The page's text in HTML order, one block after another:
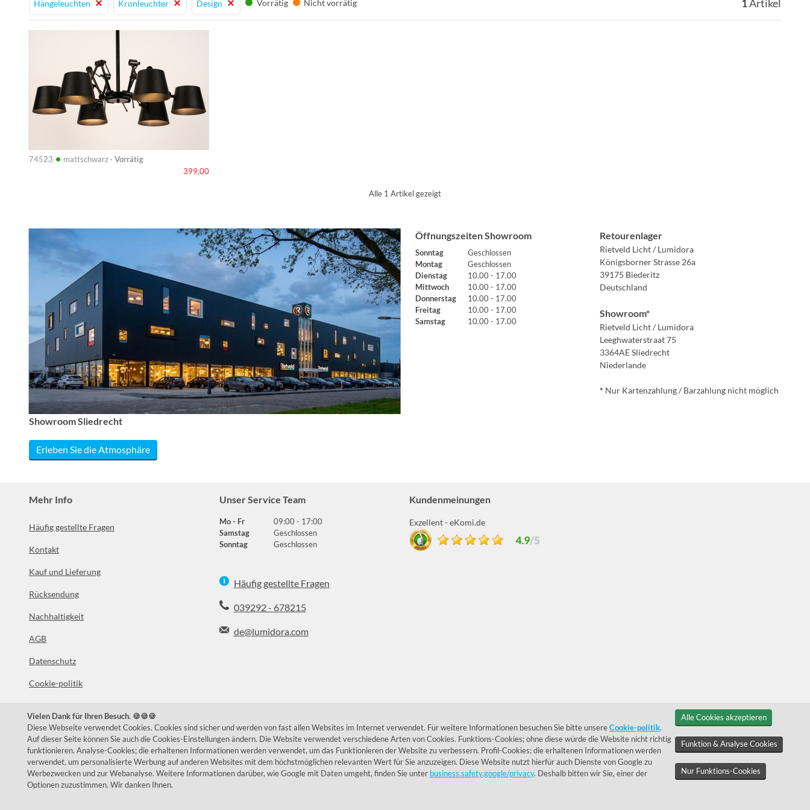
Hängeleuchten Kronleuchter Design Vorrätig Nicht vorrätig 1Artikel
74523 • mattschwarz · Vorrätig
399,00
Info
Alle 1 Artikel gezeigt
Showroom Sliedrecht
Erleben Sie die Atmosphäre
Öffnungszeiten Showroom
Sonntag
Geschlossen
Montag
Geschlossen
Dienstag
10.00 - 17.00
Mittwoch
10.00 - 17.00
Donnerstag
10.00 - 17.00
Freitag
10.00 - 17.00
Samstag
10.00 - 17.00
Retourenlager
Rietveld Licht / Lumidora
Königsborner Strasse 26a
39175 Biederitz
Deutschland
Showroom*
Rietveld Licht / Lumidora
Leeghwaterstraat 75
3364AE Sliedrecht
Niederlande
* Nur Kartenzahlung / Barzahlung nicht möglich
Mehr Info
Häufig gestellte Fragen
Kontakt
Kauf und Lieferung
Rücksendung
Nachhaltigkeit
AGB
Datenschutz
Cookie-politik
Über uns
Unser Service Team
Mo - Fr
09:00 - 17:00
Samstag
Geschlossen
Sonntag
Geschlossen
Häufig gestellte Fragen
039292 - 678215
de@lumidora.com
Kundenmeinungen
Exzellent - eKomi.de
Vielen Dank für Ihren Besuch. 🍪🍪🍪
Diese Webseite verwendet Cookies. Cookies sind sicher und werden von fast allen Websites im Internet verwendet. Für weitere Informationen besuchen Sie bitte unsereCookie-politik.
Auf dieser Seite können Sie auch die Cookies-Einstellungen ändern. Die Website verwendet verschiedene Arten von Cookies. Funktions-Cookies; ohne diese würde die Website nicht richtig
funktionieren. Analyse-Cookies; die erhaltenen Informationen werden verwendet, um das Funktionieren der Website zu verbessern. Profil-Cookies; die erhaltenen Informationen werden
verwendet, um personalisierte Werbung auf anderen Websites mit dem höchstmöglichen relevanten Wert für Sie anzuzeigen. Diese Website nutzt hierfür auch Dienste von Google zu
Werbezwecken und zur Webanalyse. Weitere Informationen darüber, wie Google mit Daten umgeht, finden Sie unter business.safety.google/privacy. Deshalb bitten wir Sie, einer der
Optionen zuzustimmen. Wir danken Ihnen.
Alle Cookies akzeptieren
Funktion & Analyse Cookies
Nur Funktions-Cookies